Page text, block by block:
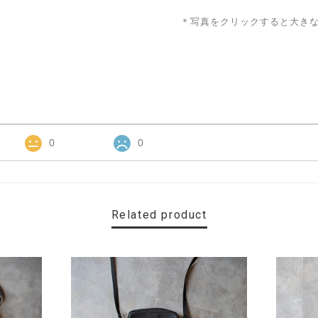
＊写真をクリックすると大き
0 0
Related product